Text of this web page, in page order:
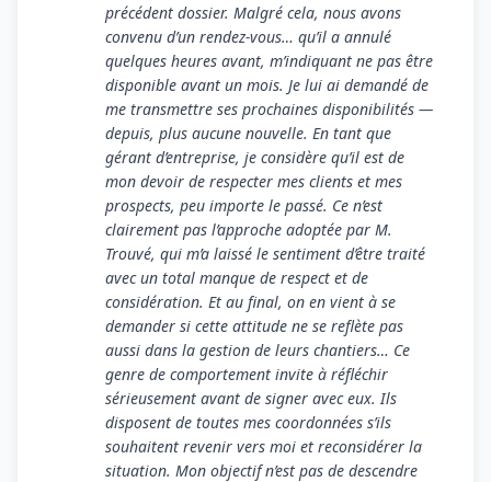
précédent dossier. Malgré cela, nous avons
convenu d’un rendez-vous… qu’il a annulé
quelques heures avant, m’indiquant ne pas être
disponible avant un mois. Je lui ai demandé de
me transmettre ses prochaines disponibilités —
depuis, plus aucune nouvelle. En tant que
gérant d’entreprise, je considère qu’il est de
mon devoir de respecter mes clients et mes
prospects, peu importe le passé. Ce n’est
clairement pas l’approche adoptée par M.
Trouvé, qui m’a laissé le sentiment d’être traité
avec un total manque de respect et de
considération. Et au final, on en vient à se
demander si cette attitude ne se reflète pas
aussi dans la gestion de leurs chantiers… Ce
genre de comportement invite à réfléchir
sérieusement avant de signer avec eux. Ils
disposent de toutes mes coordonnées s’ils
souhaitent revenir vers moi et reconsidérer la
situation. Mon objectif n’est pas de descendre